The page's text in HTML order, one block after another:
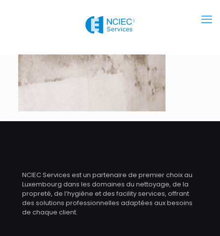
NCIEC Services est un partenaire de premier choix au
Luxembourg dans les domaines du nettoyage, de la
propreté, de l’hygiène et des facility services, offrant
des solutions professionnelles adaptées aux besoins
de chaque client.